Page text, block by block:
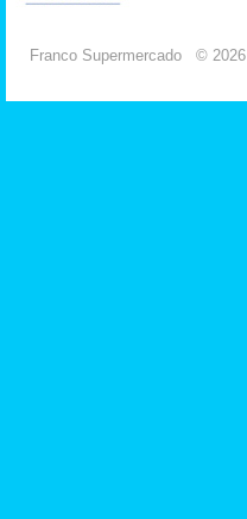
Franco Supermercado © 2026